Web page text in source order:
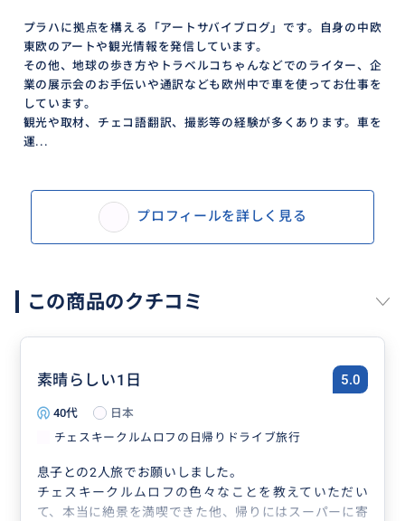
プラハに拠点を構える「アートサバイブログ」です。自身の中欧
東欧のアートや観光情報を発信しています。
その他、地球の歩き方やトラベルコちゃんなどでのライター、企
業の展示会のお手伝いや通訳なども欧州中で車を使ってお仕事を
しています。
観光や取材、チェコ語翻訳、撮影等の経験が多くあります。車を
運...
プロフィールを詳しく見る
この商品のクチコミ
素晴らしい1日 5.0
40代
日本
チェスキークルムロフの日帰りドライブ旅行
息子との2人旅でお願いしました。
チェスキークルムロフの色々なことを教えていただい
て、本当に絶景を満喫できた他、帰りにはスーパーに寄